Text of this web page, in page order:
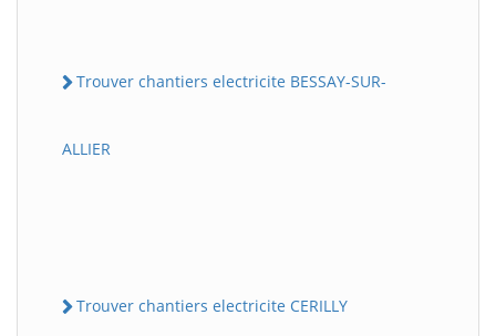
Trouver chantiers electricite BESSAY-SUR-
ALLIER
Trouver chantiers electricite CERILLY